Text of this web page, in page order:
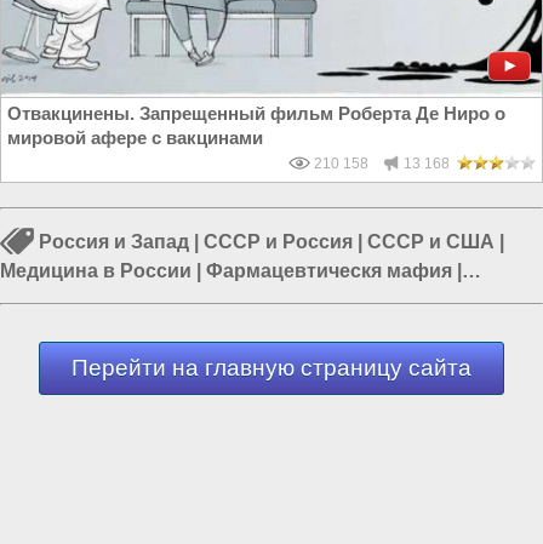
Отвакцинены. Запрещенный фильм Роберта Де Ниро о
мировой афере с вакцинами
210 158 13 168
Россия и Запад СССР и Россия СССР и США
Медицина в России
Фармацевтическя мафия
Прививки (вакцинация)|Здоровый образ жизни
Перейти на главную страницу сайта